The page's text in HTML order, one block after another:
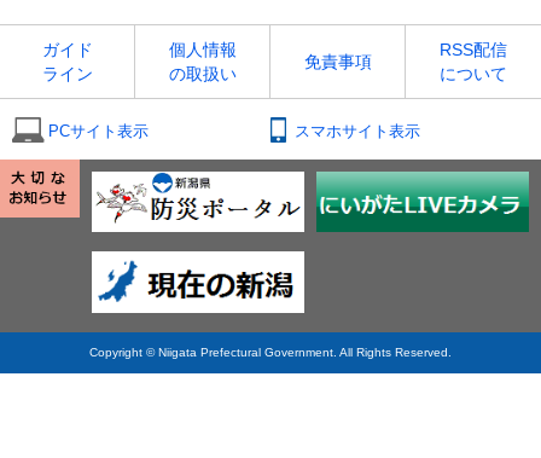
ガイド
ライン
個人情報
の取扱い
免責事項
RSS配信
について
PCサイト表示 スマホサイト表示
Copyright © Niigata Prefectural Government. All Rights Reserved.